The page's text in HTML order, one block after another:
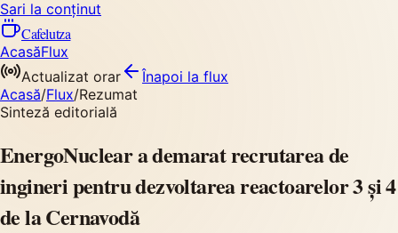
Sari la conținut
Cafelutza
AcasăFlux
Actualizat orar
Înapoi la flux
Acasă/Flux/Rezumat
Sinteză editorială
EnergoNuclear a demarat recrutarea de
ingineri pentru dezvoltarea reactoarelor 3 și 4
de la Cernavodă